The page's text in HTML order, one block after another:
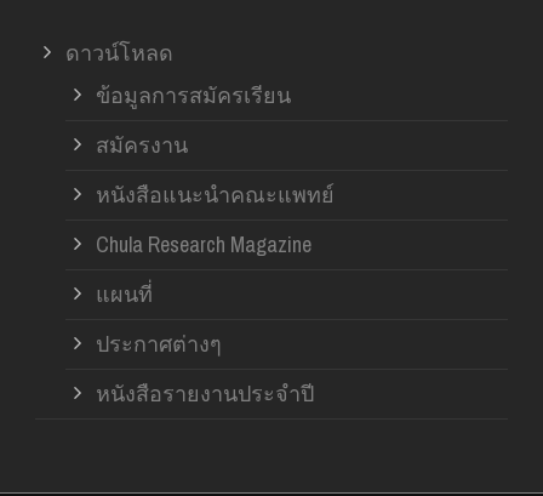
ดาวน์โหลด
ข้อมูลการสมัครเรียน
สมัครงาน
หนังสือแนะนำคณะแพทย์
Chula Research Magazine
แผนที่
ประกาศต่างๆ
หนังสือรายงานประจำปี